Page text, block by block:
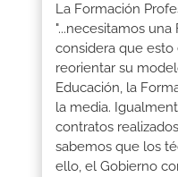
La Formación
"...necesitamos
considera que esto
reorientar su
Educación, la
la media.
contratos
sabemos que los
ello, el Gobierno